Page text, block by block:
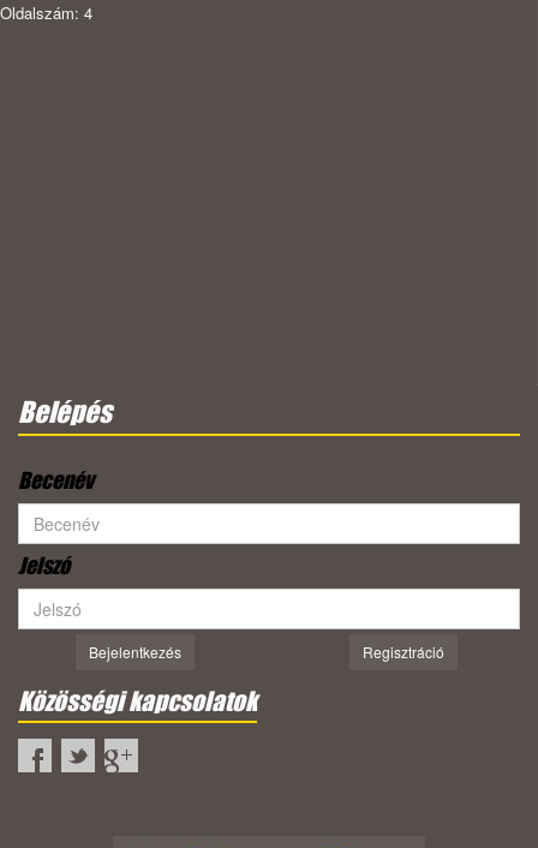
Oldalszám: 4
Belépés
Becenév
Jelszó
Bejelentkezés Regisztráció
Közösségi kapcsolatok